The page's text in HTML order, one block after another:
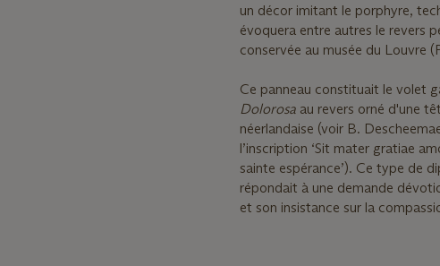
un décor imitant le porphyre,
évoquera entre autres le revers
conservée au musée du Louvre
Ce panneau constituait le volet
Dolorosa au revers orné d'une
néerlandaise (voir B.
l’inscription ‘Sit mater gratiae
sainte espérance’). Ce type de
répondait à une demande
et son insistance sur la